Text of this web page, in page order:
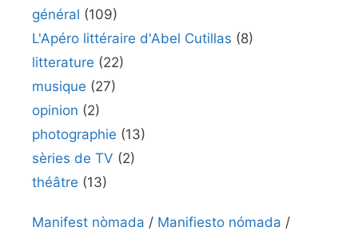
général (109)
L'Apéro littéraire d'Abel Cutillas (8)
litterature (22)
musique (27)
opinion (2)
photographie (13)
sèries de TV (2)
théâtre (13)
Manifest nòmada / Manifiesto nómada /